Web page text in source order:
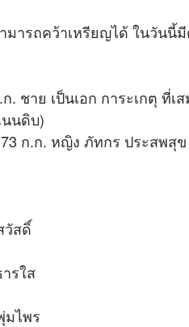
มารถคว้าเหรียญได้ ในวันนี้
. ชาย เป็นเอก การะเกตุ ที่เ
นดิบ)
ก.ก. หญิง ภัทกร ประสพสุ
วัสดิ์
รใส
มไพร